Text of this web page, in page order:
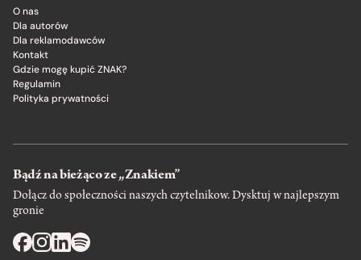
O nas
Dla autorów
Dla reklamodawców
Kontakt
Gdzie mogę kupić ZNAK?
Regulamin
Polityka prywatności
Bądź na bieżąco ze „Znakiem”
Dołącz do społeczności naszych czytelnikow. Dysktuj w najlepszym
gronie